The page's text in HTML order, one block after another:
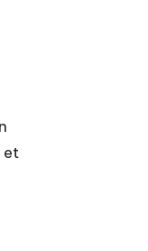
et